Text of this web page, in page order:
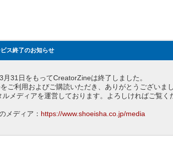
ス終了のお知らせ
月31日をもってCreatorZineは終了しました。
ご利用およびご購読いただき、ありがとうございまし
メディアを運営しております。よろしければご覧く
メディア： https://www.shoeisha.co.jp/media